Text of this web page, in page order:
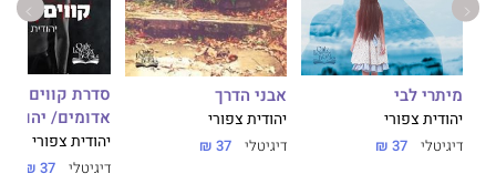
מיתרי לבי
יהודית צפורי
דיגיטלי 37 ₪
אבני הדרך
יהודית צפורי
דיגיטלי 37 ₪
אדומים/
יהודית צפורי
דיגיטלי 37 ₪